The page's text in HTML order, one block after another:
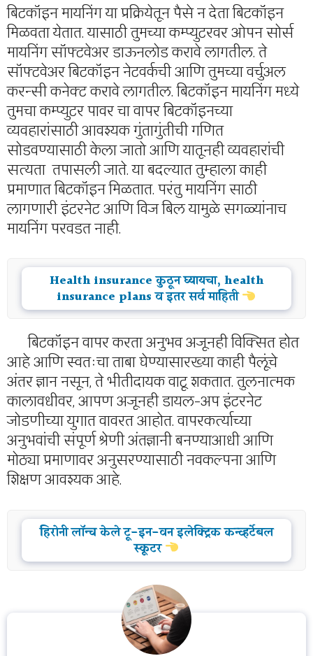
बिटकॉइन मायनिंग या प्रक्रियेतून पैसे न देता बिटकॉइन
मिळवता येतात. यासाठी तुमच्या कम्प्युटरवर ओपन सोर्स
मायनिंग सॉफ्टवेअर डाऊनलोड करावे लागतील. ते
सॉफ्टवेअर बिटकॉइन नेटवर्कची आणि तुमच्या वर्चुअल
करन्सी कनेक्ट करावे लागतील. बिटकॉइन मायनिंग मध्ये
तुमचा कम्प्युटर पावर चा वापर बिटकॉइनच्या
व्यवहारांसाठी आवश्यक गुंतागुंतीची गणित
सोडवण्यासाठी केला जातो आणि यातूनही व्यवहारांची
सत्यता तपासली जाते. या बदल्यात तुम्हाला काही
प्रमाणात बिटकॉइन मिळतात. परंतु मायनिंग साठी
लागणारी इंटरनेट आणि विज बिल यामुळे सगळ्यांनाच
मायनिंग परवडत नाही.
Health insurance कुठून घ्यायचा, health
insurance plans व इतर सर्व माहिती
बिटकॉइन वापर करता अनुभव अजूनही विक्सित होत
आहे आणि स्वतःचा ताबा घेण्यासारख्या काही पैलूंचे
अंतर ज्ञान नसून, ते भीतीदायक वाटू शकतात. तुलनात्मक
कालावधीवर, आपण अजूनही डायल-अप इंटरनेट
जोडणीच्या युगात वावरत आहोत. वापरकर्त्याच्या
अनुभवांची संपूर्ण श्रेणी अंतज्ञानी बनण्याआधी आणि
मोठ्या प्रमाणावर अनुसरण्यासाठी नवकल्पना आणि
शिक्षण आवश्यक आहे.
हिरोनी लॉन्च केले टू-इन-वन इलेक्ट्रिक कन्व्हर्टेबल
स्कूटर